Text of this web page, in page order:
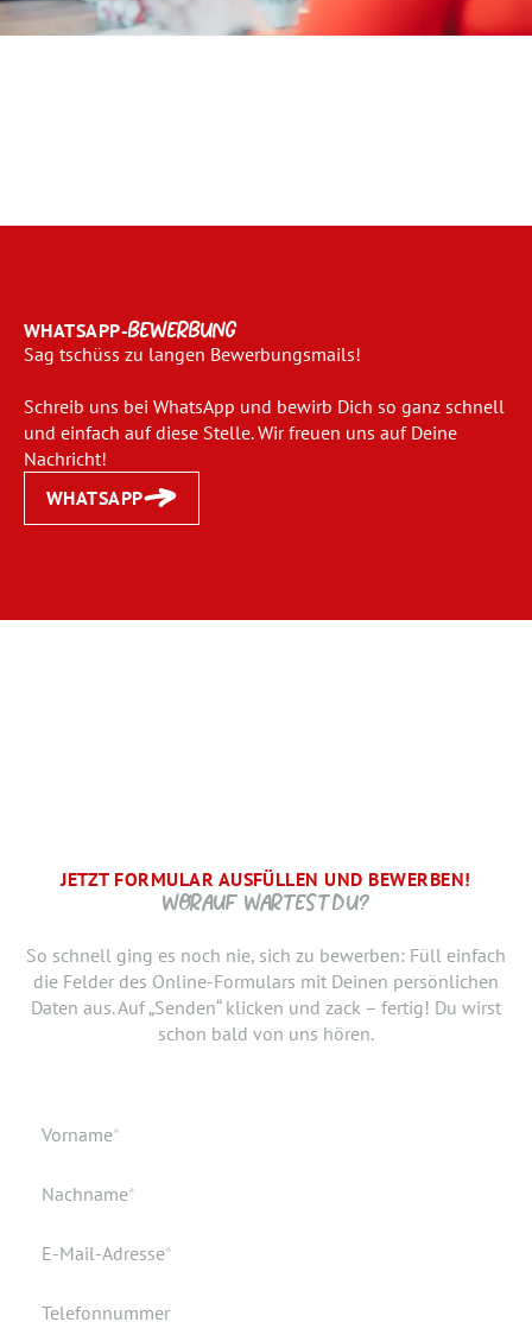
WHATSAPP-BEWERBUNG
Sag tschüss zu langen Bewerbungsmails!
Schreib uns bei WhatsApp und bewirb Dich so ganz schnell
und einfach auf diese Stelle. Wir freuen uns auf Deine
Nachricht!
WHATSAPP
JETZT FORMULAR AUSFÜLLEN UND BEWERBEN!
WORAUF WARTEST DU?
So schnell ging es noch nie, sich zu bewerben: Füll einfach
die Felder des Online-Formulars mit Deinen persönlichen
Daten aus. Auf „Senden“ klicken und zack – fertig! Du wirst
schon bald von uns hören.
Pflichtfeld
Vorname*
Pflichtfeld
Nachname*
Pflichtfeld
E-Mail-Adresse*
Telefonnummer
BRAUCHEN WIR NOCH ...
SCHRITT.
bist, den neuen Job anzutreten. Du möchtest Deiner
Bewerbung doch noch einen Lebenslauf oder ein anderes
Dokument hinzufügen? Hier kannst Du es hochladen.
Verfügbar ab
Dokumente
Ich akzeptiere die elektronische Speicherung meiner Daten
DANKE, WIR FREUEN UNS AUF DICH UND MELDEN UNS